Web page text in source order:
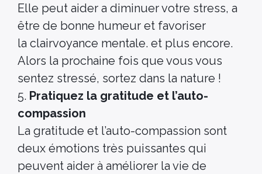
Elle peut aider a diminuer votre stress, a
être de bonne humeur et favoriser
la clairvoyance mentale. et plus encore.
Alors la prochaine fois que vous vous
sentez stressé, sortez dans la nature !
5. Pratiquez la gratitude et l’auto-
compassion
La gratitude et l’auto-compassion sont
deux émotions très puissantes qui
peuvent aider à améliorer la vie de